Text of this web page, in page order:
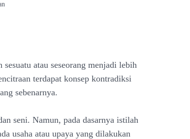
atau seseorang menjadi lebih
terdapat konsep kontradiksi
sebenarnya.
seni. Namun, pada dasarnya istilah
usaha atau upaya yang dilakukan